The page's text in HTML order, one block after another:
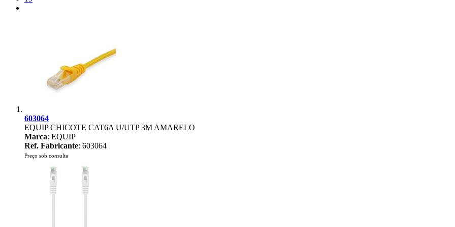
603064
EQUIP CHICOTE CAT6A U/UTP 3M AMARELO
Marca: EQUIP
Ref. Fabricante: 603064
Preço sob consulta